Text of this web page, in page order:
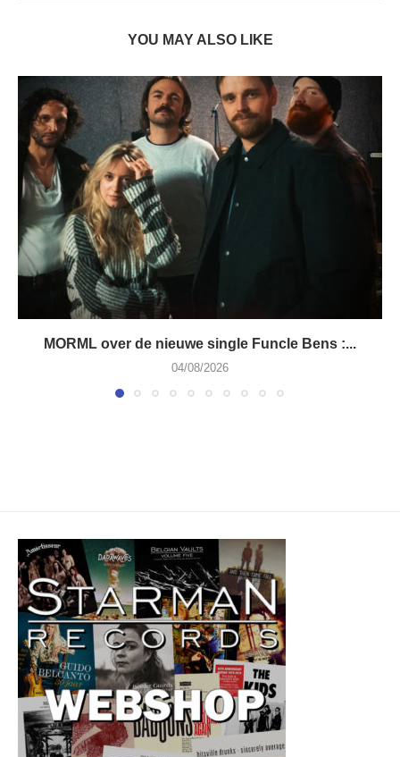
YOU MAY ALSO LIKE
MORML over de nieuwe single Funcle Bens :...
04/08/2026